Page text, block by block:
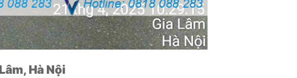
Hà Nội